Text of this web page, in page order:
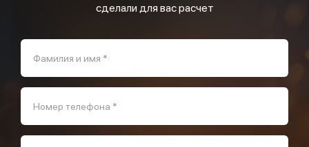
сделали для вас расчет
Фамилия и имя *
Номер телефона *